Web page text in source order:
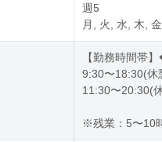
週5
月, 火, 水, 木,
【勤務時間帯
9:30〜18:30(休
11:30〜20:30(
※残業：5〜10